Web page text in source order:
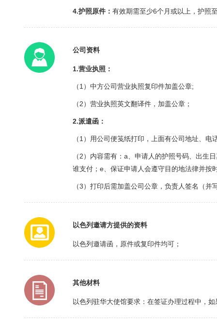
4.护照原件： 有效期需至少6个月或以上，护照
公司资料
1.营业执照：
（1）中方公司营业执照复印件加盖公章;
（2）营业执照英文翻译件，加盖公章；
2.派遣函：
（1）用公司便笺纸打印，上面有公司地址、电
（2）内容需有：a、申请人的护照号码、出生
谁支付；e、保证申请人会遵守目的地法律并按
（3）打印后需加盖公司公章，负责人签名（并
以色列邀请方提供的资料
以色列邀请函，原件或复印件均可；
其他材料
以色列驻华大使馆要求：在签证办理过程中，